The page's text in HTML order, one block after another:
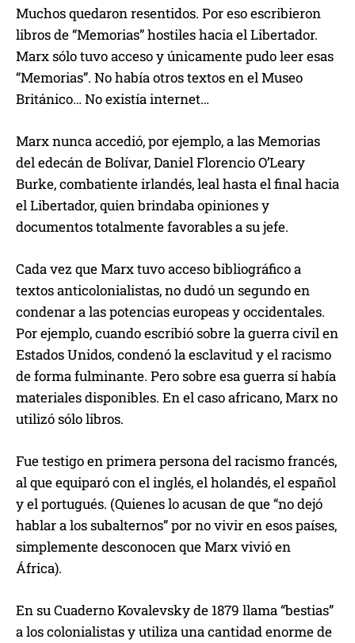
Muchos quedaron resentidos. Por eso escribieron
libros de “Memorias” hostiles hacia el Libertador.
Marx sólo tuvo acceso y únicamente pudo leer esas
“Memorias”. No había otros textos en el Museo
Británico… No existía internet…
Marx nunca accedió, por ejemplo, a las Memorias
del edecán de Bolívar, Daniel Florencio O’Leary
Burke, combatiente irlandés, leal hasta el final hacia
el Libertador, quien brindaba opiniones y
documentos totalmente favorables a su jefe.
Cada vez que Marx tuvo acceso bibliográfico a
textos anticolonialistas, no dudó un segundo en
condenar a las potencias europeas y occidentales.
Por ejemplo, cuando escribió sobre la guerra civil en
Estados Unidos, condenó la esclavitud y el racismo
de forma fulminante. Pero sobre esa guerra sí había
materiales disponibles. En el caso africano, Marx no
utilizó sólo libros.
Fue testigo en primera persona del racismo francés,
al que equiparó con el inglés, el holandés, el español
y el portugués. (Quienes lo acusan de que “no dejó
hablar a los subalternos” por no vivir en esos países,
simplemente desconocen que Marx vivió en
África).
En su Cuaderno Kovalevsky de 1879 llama “bestias”
a los colonialistas y utiliza una cantidad enorme de